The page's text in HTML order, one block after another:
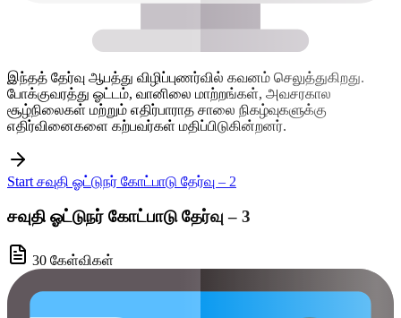
இந்தத் தேர்வு ஆபத்து விழிப்புணர்வில் கவனம் செலுத்துகிறது.
போக்குவரத்து ஓட்டம், வானிலை மாற்றங்கள், அவசரகால
சூழ்நிலைகள் மற்றும் எதிர்பாராத சாலை நிகழ்வுகளுக்கு
எதிர்வினைகளை கற்பவர்கள் மதிப்பிடுகின்றனர்.
Start சவுதி ஓட்டுநர் கோட்பாடு தேர்வு – 2
சவுதி ஓட்டுநர் கோட்பாடு தேர்வு – 3
30 கேள்விகள்